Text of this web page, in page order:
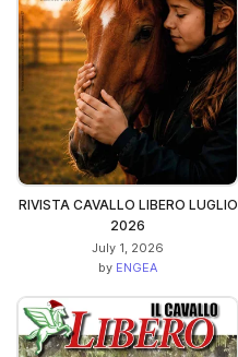
RIVISTA CAVALLO LIBERO LUGLIO
2026
July 1, 2026
by ENGEA